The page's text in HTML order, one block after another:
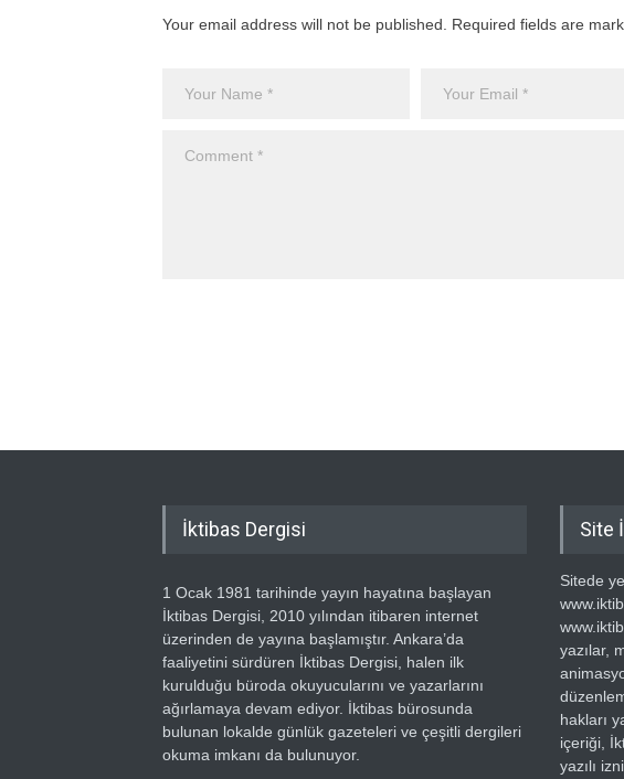
Your email address will not be published. Required fields are
İktibas Dergisi
1 Ocak 1981 tarihinde yayın hayatına başlayan
İktibas Dergisi, 2010 yılından itibaren internet
üzerinden de yayına başlamıştır. Ankara’da
faaliyetini sürdüren İktibas Dergisi, halen ilk
kurulduğu büroda okuyucularını ve yazarlarını
ağırlamaya devam ediyor. İktibas bürosunda
bulunan lokalde günlük gazeteleri ve çeşitli dergileri
okuma imkanı da bulunuyor.
Site
Sitede
yazılar,
hakları
içeriği,
yazılı